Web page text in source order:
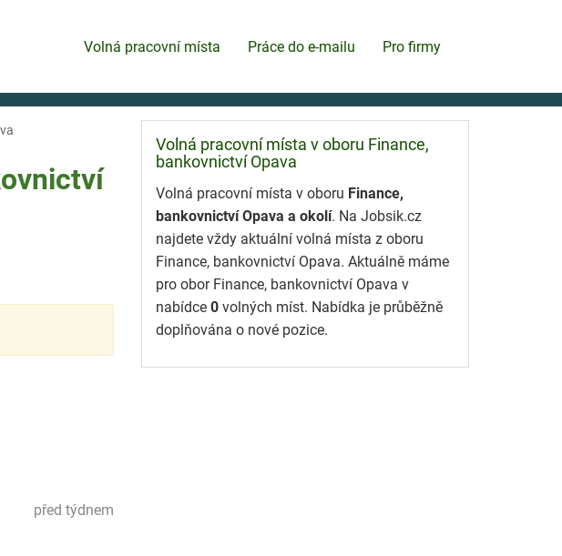
Volná pracovní místa Práce do e-mailu Pro firmy
před týdnem
Volná pracovní místa v oboru Finance,
bankovnictví Opava
Volná pracovní místa v oboru Finance,
bankovnictví Opava a okolí. Na Jobsik.cz
najdete vždy aktuální volná místa z oboru
Finance, bankovnictví Opava. Aktuálně máme
pro obor Finance, bankovnictví Opava v
nabídce 0 volných míst. Nabídka je průběžně
doplňována o nové pozice.